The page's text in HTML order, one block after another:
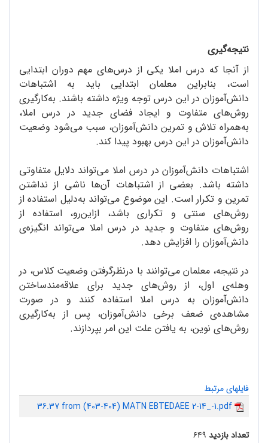
نتیجه‌گیری
از آنجا که درس املا یکی از درس‌های مهم دوران ابتدایی
است، بنابراین معلمان ابتدایی باید به اشتباهات
دانش‌آموزان در این درس توجه ویژه داشته‌ باشند. به‌کارگیری
روش‌های متفاوت و ایجاد فضای جدید در درس املا،
به‌همراه تلاش و تمرین دانش‌آموزان، سبب می‌شود وضعیت
دانش‌آموزان در این درس بهبود پیدا کند.
اشتباهات دانش‌آموزان در درس املا می‌تواند دلایل متفاوتی
داشته باشد. بعضی از اشتباهات آن‌ها ناشی از نداشتن
تمرین و تکرار است. این موضوع می‌تواند به‌دلیل استفاده از
روش‌های سنتی و تکراری باشد، ازاین‌رو، استفاده از
روش‌های متفاوت و جدید در درس املا می‌تواند انگیزه‌ی
دانش‌آموزان را افزایش دهد.
در نتیجه، معلمان می‌توانند با درنظرگرفتن وضعیت کلاس، در
وهله‌ی اول، از روش‌های جدید برای علاقه‌مندساختن
دانش‌آموزان به درس املا استفاده کنند و در صورت
مشاهده‌ی ضعف برخی دانش‌آموزان، پس از به‌کارگیری
روش‌های نوین، به یافتن علت این امر بپردازند.
فایلهای مرتبط
36.37 from (403-404) MATN EBTEDAEE 2-14_-1.pdf
تعداد بازدید ۶۴۹